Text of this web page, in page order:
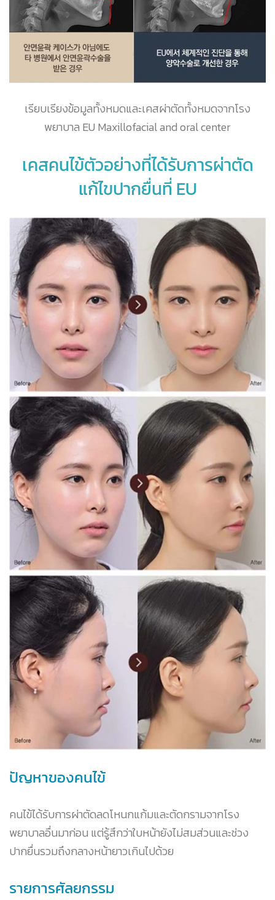
เรียบเรียงข้อมูลทั้งหมดและเคสผ่าตัดทั้งหมดจากโรง
พยาบาล EU Maxillofacial and oral center
เคสคนไข้ตัวอย่างที่ได้รับการผ่าตัด
แก้ไขปากยื่นที่ EU
ปัญหาของคนไข้
คนไข้ได้รับการผ่าตัดลดโหนกแก้มและตัดกรามจากโรง
พยาบาลอื่นมาก่อน แต่รู้สึกว่าใบหน้ายังไม่สมส่วนและช่วง
ปากยื่นรวมถึงกลางหน้ายาวเกินไปด้วย
รายการศัลยกรรม